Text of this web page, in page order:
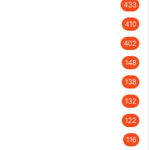
433
410
402
148
138
132
122
116